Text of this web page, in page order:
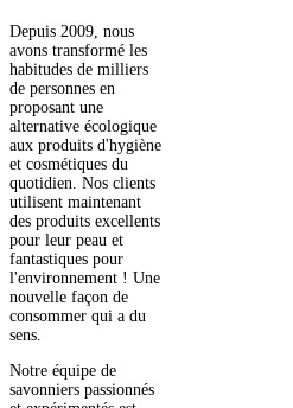
Depuis 2009, nous
avons transformé les
habitudes de milliers
de personnes en
proposant une
alternative écologique
aux produits d'hygiène
et cosmétiques du
quotidien. Nos clients
utilisent maintenant
des produits excellents
pour leur peau et
fantastiques pour
l'environnement ! Une
nouvelle façon de
consommer qui a du
sens.
Notre équipe de
savonniers passionnés